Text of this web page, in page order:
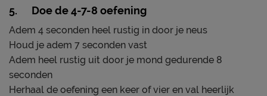
5. Doe de 4-7-8 oefening
Adem 4 seconden heel rustig in door je neus
Houd je adem 7 seconden vast
Adem heel rustig uit door je mond gedurende 8
seconden
Herhaal de oefening een keer of vier en val heerlijk